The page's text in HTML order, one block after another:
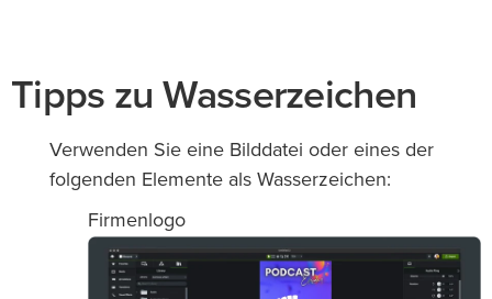
Tipps zu Wasserzeichen
Verwenden Sie eine Bilddatei oder eines der
folgenden Elemente als Wasserzeichen:
Firmenlogo